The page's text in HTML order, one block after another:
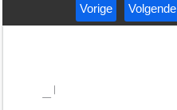
Vorige Volgende